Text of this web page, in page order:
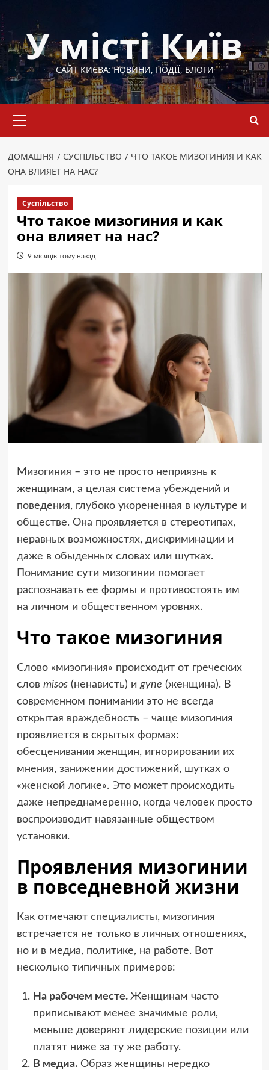
до
вмістуУ місті Київ
САЙТ КИЄВА: НОВИНИ, ПОДІЇ, БЛОГИ
меню
ДОМАШНЯ СУСПІЛЬСТВО
ЧТО ТАКОЕ МИЗОГИНИЯ И КАК
ОНА ВЛИЯЕТ НА НАС?
Суспільство
Что такое мизогиния и как
она влияет на нас?
9 місяців тому назад
Мизогиния – это не просто неприязнь к
женщинам, а целая система убеждений и
поведения, глубоко укорененная в культуре и
обществе. Она проявляется в стереотипах,
неравных возможностях, дискриминации и
даже в обыденных словах или шутках.
Понимание сути мизогинии помогает
распознавать ее формы и противостоять им
на личном и общественном уровнях.
Что такое мизогиния
Слово «мизогиния» происходит от греческих
слов misos(ненависть) иgyne (женщина). В
современном понимании это не всегда
открытая враждебность – чаще мизогиния
проявляется в скрытых формах:
обесценивании женщин, игнорировании их
мнения, занижении достижений, шутках о
«женской логике». Это может происходить
даже непреднамеренно, когда человек просто
воспроизводит навязанные обществом
установки.
Проявления мизогинии
в повседневной жизни
Как отмечают специалисты, мизогиния
встречается не только в личных отношениях,
но и в медиа, политике, на работе. Вот
несколько типичных примеров:
На рабочем месте. Женщинам часто
приписывают менее значимые роли,
меньше доверяют лидерские позиции или
платят ниже за ту же работу.
В медиа.Образ женщины нередко